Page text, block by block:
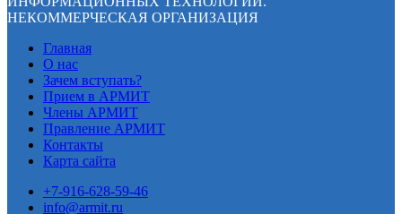
НЕКОММЕРЧЕСКАЯ ОРГАНИЗАЦИЯ
Главная
О нас
Зачем вступать?
Прием в АРМИТ
Члены АРМИТ
Правление АРМИТ
Контакты
Карта сайта
+7-916-628-59-46
info@armit.ru